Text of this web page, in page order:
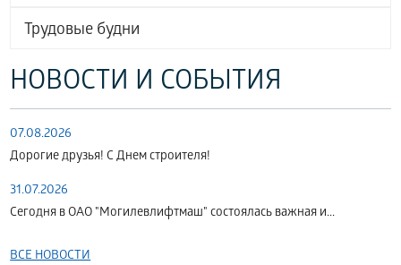
Трудовые будни
НОВОСТИ И СОБЫТИЯ
07.08.2026
Дорогие друзья! С Днем строителя!
31.07.2026
Сегодня в ОАО "Могилевлифтмаш" состоялась важная и...
ВСЕ НОВОСТИ